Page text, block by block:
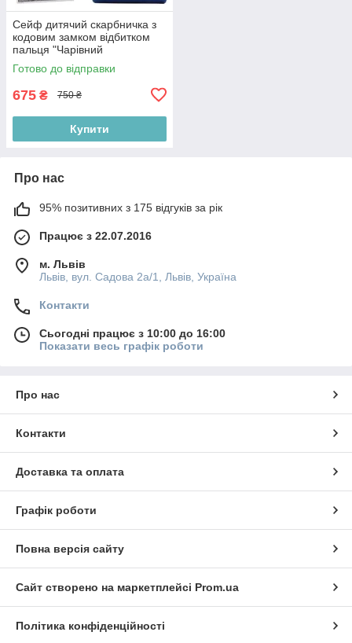
Сейф дитячий скарбничка з
кодовим замком відбитком
пальця "Чарівний
Будиночок", блакитний
Готово до відправки
675 ₴ 750 ₴
Купити
Про нас
95% позитивних з 175 відгуків за рік
Працює з 22.07.2016
м. Львів
Львів, вул. Садова 2а/1, Львів, Україна
Контакти
Сьогодні працює з 10:00 до 16:00
Показати весь графік роботи
Про нас
Контакти
Доставка та оплата
Графік роботи
Повна версія сайту
Сайт створено на маркетплейсі Prom.ua
Політика конфіденційності